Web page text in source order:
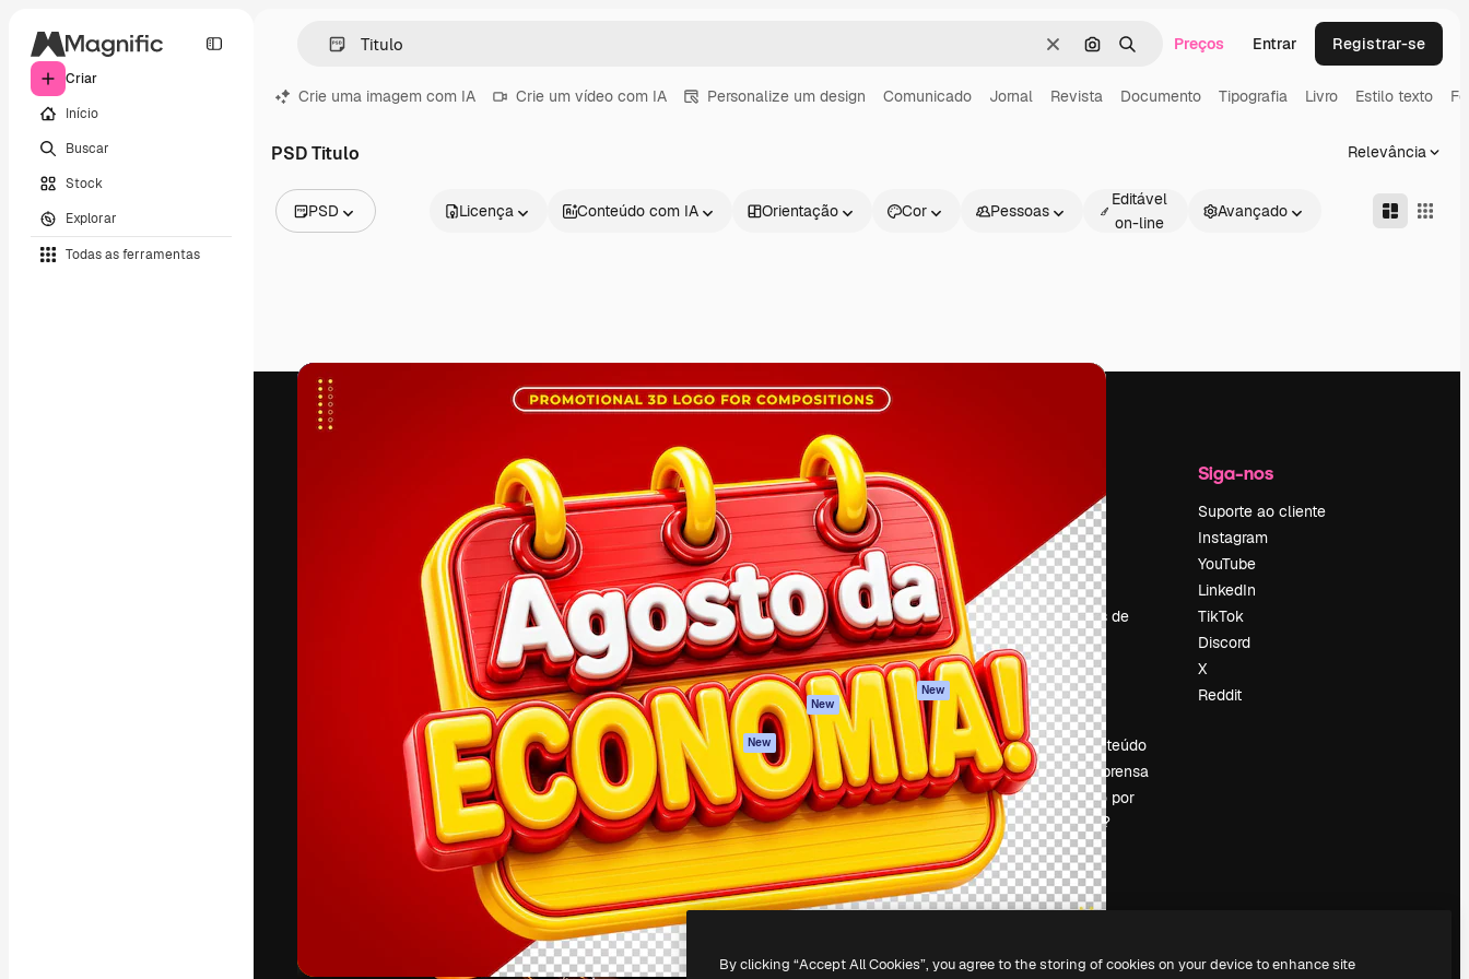
Criar
Início
Buscar
Stock
Explorar
Todas as ferramentas
LimparPesquisar por imagem
BuscarPreços Entrar Registrar-se
Crie uma imagem com IA Crie um vídeo com IA Personalize um design Comunicado Jornal Revista Documento Tipografia Livro Estilo texto
PSD Titulo Relevância
PSD
Vídeos
Clipes de vídeo
Animações
Modelos de vídeos
Licença Conteúdo com IA Orientação Cor Pessoas
Editável
on-line
Avançado
A plataforma criativa para você direcionar
seu melhor trabalho. Mais de 1 milhão de
assinantes entre criativos, empresas,
agências e estúdios.
Português
Produtos
Spaces
Assistente de IA
Gerador de
imagens
Gerador de vídeos
Texto para voz
Conteúdo de stock
MCP para
Claude/ChatGPT
New
Agentes New
API
App móvel
Todas as
ferramentas
Começar
Academy
Documentação
Atendimento
Termos e
condições
Política de
privacidade
Originais New
Política de cookies
Central de
confiabilidade
Afiliados
Empresas
Sobre nós
Reviews
Emprego
Tendências de
pesquisa
Blog
Eventos
Slidesgo
Vender conteúdo
Sala de imprensa
Procurando por
magnific.ai?
Siga-nos
Suporte ao cliente
Instagram
YouTube
LinkedIn
TikTok
Discord
X
Reddit
Copyright © 2010- 2026Freepik Company S.L.U.Todos os direitos reservados.
By clicking “Accept All Cookies”, you agree to the storing of cookies on your device to enhance site